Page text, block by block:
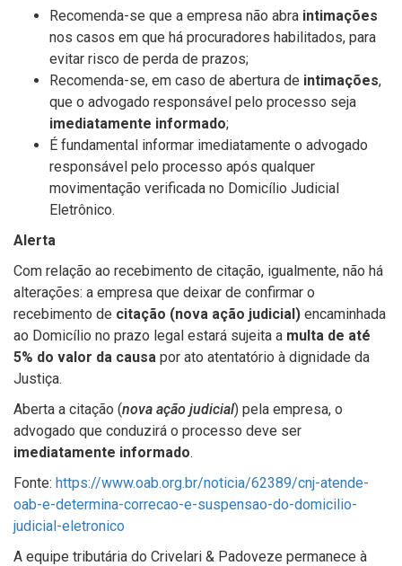
Recomenda-se que a empresa não abra intimações
nos casos em que há procuradores habilitados, para
evitar risco de perda de prazos;
Recomenda-se, em caso de abertura de intimações,
que o advogado responsável pelo processo seja
imediatamente informado;
É fundamental informar imediatamente o advogado
responsável pelo processo após qualquer
movimentação verificada no Domicílio Judicial
Eletrônico.
Alerta
Com relação ao recebimento de citação, igualmente, não há
alterações: a empresa que deixar de confirmar o
recebimento de citação (nova ação judicial) encaminhada
ao Domicílio no prazo legal estará sujeita a multa de até
5% do valor da causa por ato atentatório à dignidade da
Justiça.
Aberta a citação (nova ação judicial) pela empresa, o
advogado que conduzirá o processo deve ser
imediatamente informado.
Fonte: https://www.oab.org.br/noticia/62389/cnj-atende-
oab-e-determina-correcao-e-suspensao-do-domicilio-
judicial-eletronico
A equipe tributária do Crivelari & Padoveze permanece à